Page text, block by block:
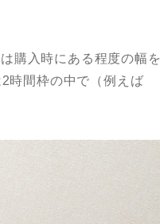
購入時にある程度の幅を
時間枠の中で（例えば